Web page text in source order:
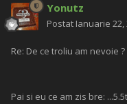
Yonutz
Postat Ianuarie 22,
Re: De ce troliu am nevoie ?
Pai si eu ce am zis bre: